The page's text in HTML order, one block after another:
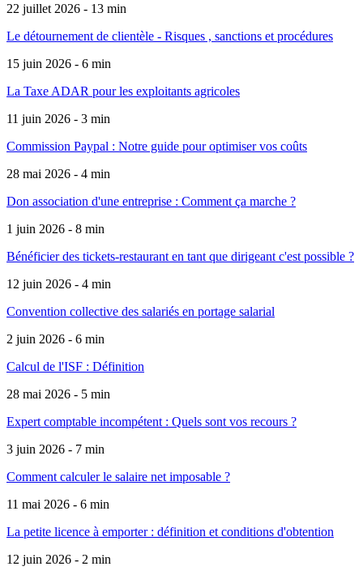
22 juillet 2026 - 13 min
Le détournement de clientèle - Risques , sanctions et procédures
15 juin 2026 - 6 min
La Taxe ADAR pour les exploitants agricoles
11 juin 2026 - 3 min
Commission Paypal : Notre guide pour optimiser vos coûts
28 mai 2026 - 4 min
Don association d'une entreprise : Comment ça marche ?
1 juin 2026 - 8 min
Bénéficier des tickets-restaurant en tant que dirigeant c'est possible ?
12 juin 2026 - 4 min
Convention collective des salariés en portage salarial
2 juin 2026 - 6 min
Calcul de l'ISF : Définition
28 mai 2026 - 5 min
Expert comptable incompétent : Quels sont vos recours ?
3 juin 2026 - 7 min
Comment calculer le salaire net imposable ?
11 mai 2026 - 6 min
La petite licence à emporter : définition et conditions d'obtention
12 juin 2026 - 2 min